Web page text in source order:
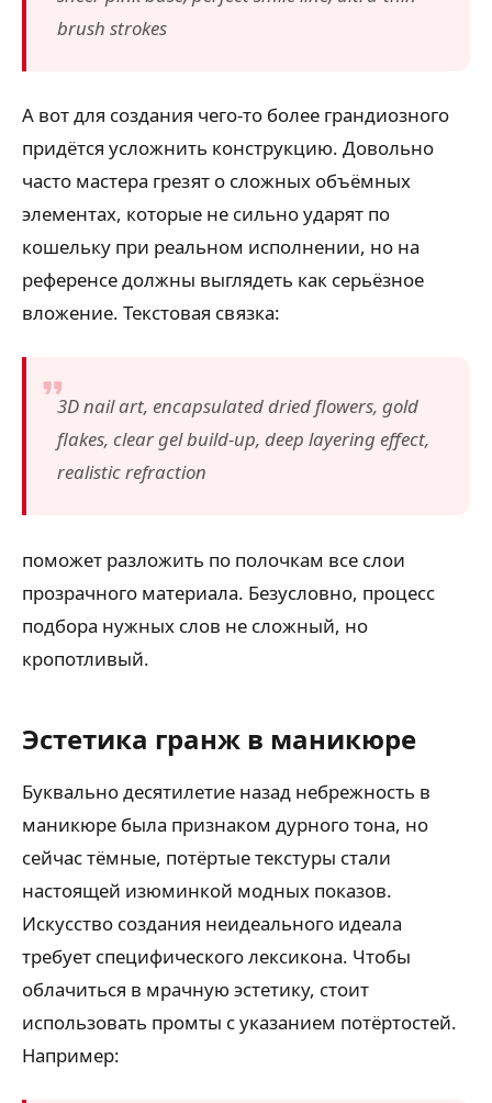
brush strokes
А вот для создания чего-то более грандиозного
придётся усложнить конструкцию. Довольно
часто мастера грезят о сложных объёмных
элементах, которые не сильно ударят по
кошельку при реальном исполнении, но на
референсе должны выглядеть как серьёзное
вложение. Текстовая связка:
3D nail art, encapsulated dried flowers, gold
flakes, clear gel build-up, deep layering effect,
realistic refraction
поможет разложить по полочкам все слои
прозрачного материала. Безусловно, процесс
подбора нужных слов не сложный, но
кропотливый.
Эстетика гранж в маникюре
Буквально десятилетие назад небрежность в
маникюре была признаком дурного тона, но
сейчас тёмные, потёртые текстуры стали
настоящей изюминкой модных показов.
Искусство создания неидеального идеала
требует специфического лексикона. Чтобы
облачиться в мрачную эстетику, стоит
использовать промты с указанием потёртостей.
Например: